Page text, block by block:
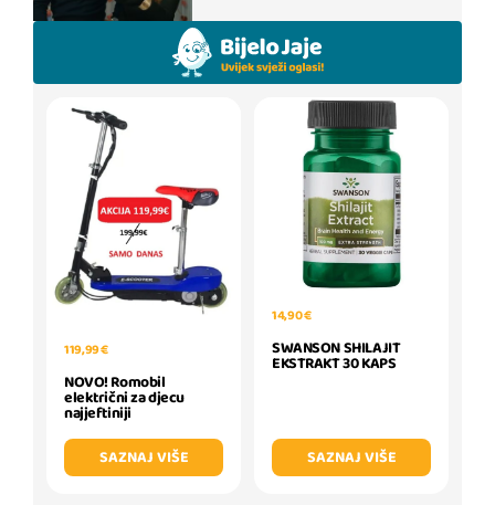
119,99 €
NOVO! Romobil
električni za djecu
najjeftiniji
SAZNAJ VIŠE
14,90 €
SWANSON SHILAJIT
EKSTRAKT 30 KAPS
SAZNAJ VIŠE